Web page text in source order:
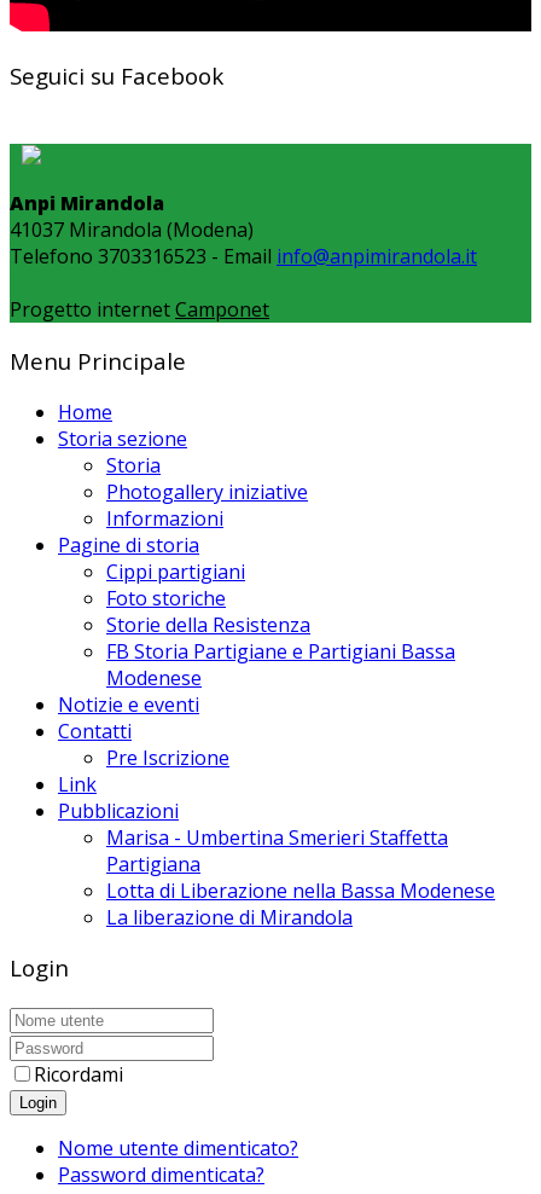
Seguici su Facebook
Anpi Mirandola
41037 Mirandola (Modena)
Telefono 3703316523 - Email info@anpimirandola.it
Progetto internetCamponet
Menu Principale
Home
Storia sezione
Storia
Photogallery iniziative
Informazioni
Pagine di storia
Cippi partigiani
Foto storiche
Storie della Resistenza
FB Storia Partigiane e Partigiani Bassa
Modenese
Notizie e eventi
Contatti
Pre Iscrizione
Link
Pubblicazioni
Marisa - Umbertina Smerieri Staffetta
Partigiana
Lotta di Liberazione nella Bassa Modenese
La liberazione di Mirandola
Login
Ricordami
Login
Nome utente dimenticato?
Password dimenticata?